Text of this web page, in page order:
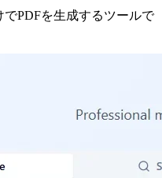
PDFを生成するツールで